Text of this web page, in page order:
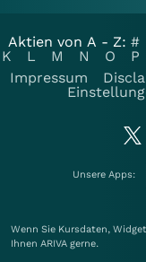
Aktien von A - Z: #
K
L M N O P
Impressum
Unsere Apps:
Wenn Sie Kursdaten,
Ihnen ARIVA gerne.